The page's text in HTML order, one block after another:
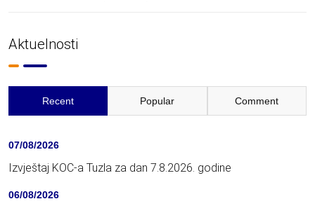
Aktuelnosti
Recent Popular Comment
07/08/2026
Izvještaj KOC-a Tuzla za dan 7.8.2026. godine
06/08/2026